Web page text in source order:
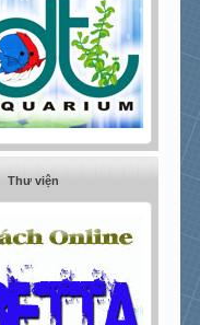
Thư viện